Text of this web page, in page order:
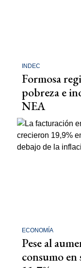
INDEC
Formosa
pobreza e
NEA
ECONOMÍA
Pese al
consumo en